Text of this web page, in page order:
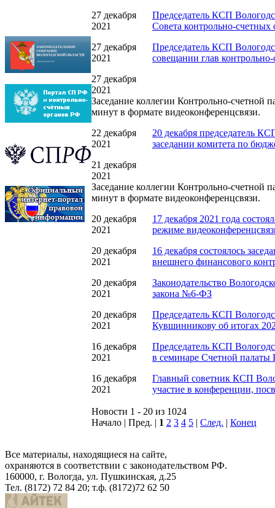
27 декабря
2021
Председатель КСП
Совета контрольно-
27 декабря
2021
Председатель КСП
совещании глав
27 декабря
2021
Заседание коллегии Контрольно-счетной
минут в формате видеоконференцсвязи.
22 декабря
2021
20 декабря председатель
заседании комитета по
21 декабря
2021
Заседание коллегии Контрольно-счетной
минут в формате видеоконференцсвязи.
20 декабря
2021
17 декабря 2021 года
режиме
20 декабря
2021
16 декабря состоялось
внешнего финансового
20 декабря
2021
Законодательство
закона №6-ФЗ
20 декабря
2021
Председатель КСП
Кувшинникову об итогах
16 декабря
2021
Председатель КСП
в семинаре Счетной палаты
16 декабря
2021
Главный советник КСП
участие в конференции,
Новости 1 - 20 из 1024
Начало | Пред. | 1 2 3 4 5 | След. | Конец
Все материалы, находящиеся на сайте,
охраняются в соответствии с законодательством РФ.
160000, г. Вологда, ул. Пушкинская, д.25
Тел. (8172) 72 84 20; т.ф. (8172)72 62 50